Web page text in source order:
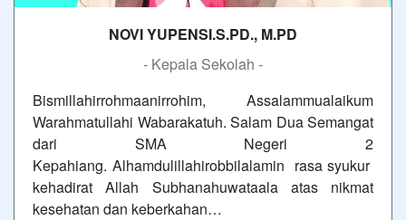
NOVI YUPENSI.S.PD., M.PD
- Kepala Sekolah -
Bismillahirrohmaanirrohim, Assalammualaikum
Warahmatullahi Wabarakatuh. Salam Dua Semangat
dari SMA Negeri 2
Kepahiang. Alhamdulillahirobbilalamin rasa syukur
kehadirat Allah Subhanahuwataala atas nikmat
kesehatan dan keberkahan…